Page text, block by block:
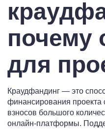
почему
для
Краудфандинг — это
финансирования
взносов большого
онлайн-платформы.